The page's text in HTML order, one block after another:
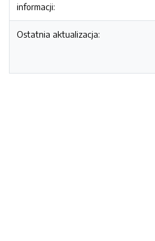
informacji:
Ostatnia aktualizacja: